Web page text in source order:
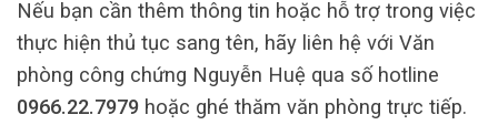
Nếu bạn cần thêm thông tin hoặc hỗ trợ trong việc
thực hiện thủ tục sang tên, hãy liên hệ với Văn
phòng công chứng Nguyễn Huệ qua số hotline
0966.22.7979 hoặc ghé thăm văn phòng trực tiếp.